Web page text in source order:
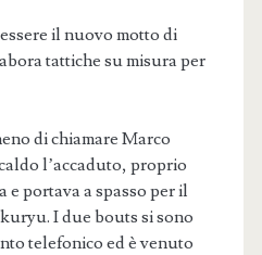
il nuovo motto di
tattiche su misura per
di chiamare Marco
l’accaduto, proprio
e portava a spasso per il
I due bouts si sono
telefonico ed è venuto